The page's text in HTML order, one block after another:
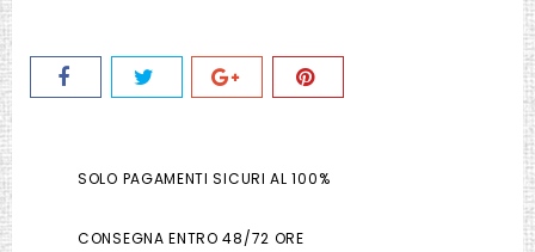
SOLO PAGAMENTI SICURI AL 100%
CONSEGNA ENTRO 48/72 ORE